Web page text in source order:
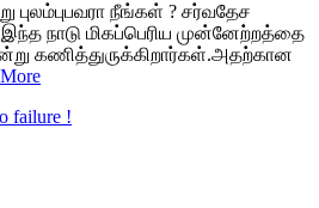
புலம்புபவரா நீங்கள் ? சர்வதேச
நாடு மிகப்பெரிய முன்னேற்றத்தை
கணித்துருக்கிறார்கள்.அதற்கான
failure !